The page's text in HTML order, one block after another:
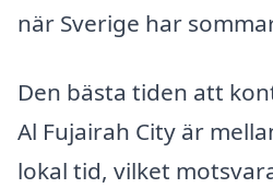
när Sverige har
Den bästa tiden att
Al Fujairah City är
lokal tid, vilket